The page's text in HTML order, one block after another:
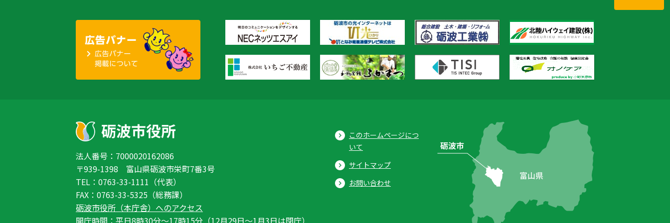
法人番号：7000020162086
〒939-1398 富山県砺波市栄町7番3号
TEL：0763-33-1111（代表）
FAX：0763-33-5325（総務課）
砺波市役所（本庁舎）へのアクセス
このホームページにつ
いて
サイトマップ
お問い合わせ